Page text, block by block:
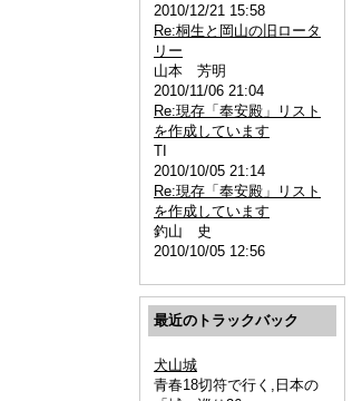
2010/12/21 15:58
Re:桐生と岡山の旧ロータ
リー
山本 芳明
2010/11/06 21:04
Re:現存「奉安殿」リスト
を作成しています
TI
2010/10/05 21:14
Re:現存「奉安殿」リスト
を作成しています
釣山 史
2010/10/05 12:56
最近のトラックバック
犬山城
青春18切符で行く,日本の